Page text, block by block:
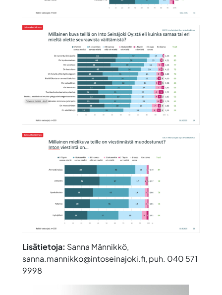
Lisätietoja: Sanna Männikkö,
sanna.mannikko@intoseinajoki.fi, puh. 040 571
9998